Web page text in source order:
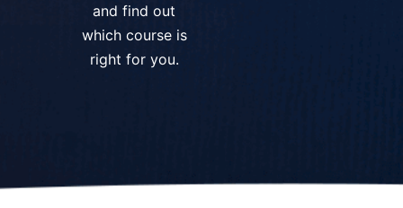
and find out
which course is
right for you.